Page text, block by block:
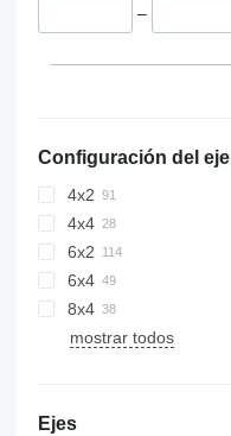
–
Configuración del eje
4x2
4x4
6x2
6x4
8x4
mostrar todos
Ejes